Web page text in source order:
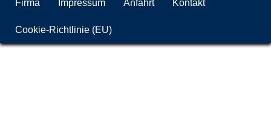
Firma Impressum Anfahrt Kontakt
Cookie-Richtlinie (EU)